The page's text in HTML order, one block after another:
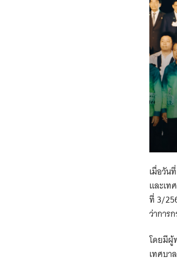
เมื่อวัน
และเท
ที่ 3/
ว่าการ
โดยมีผู้
เทศบา